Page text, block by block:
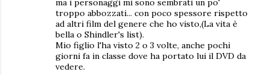
ma i personaggi mi sono sembrati un po'
troppo abbozzati... con poco spessore rispetto
ad altri film del genere che ho visto,(La vita è
bella o Shindler's list).
Mio figlio l'ha visto 2 o 3 volte, anche pochi
giorni fa in classe dove ha portato lui il DVD da
vedere.